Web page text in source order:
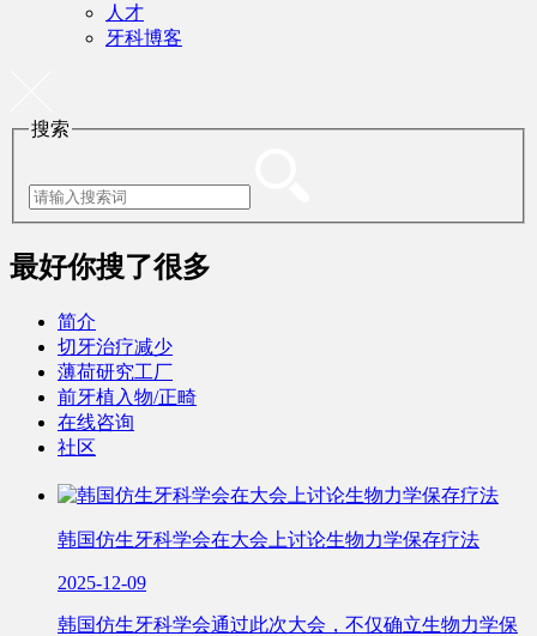
人才
牙科博客
搜索
最好你搜了很多
简介
切牙治疗减少
薄荷研究工厂
前牙植入物/正畸
在线咨询
社区
韩国仿生牙科学会在大会上讨论生物力学保存疗法
2025-12-09
韩国仿生牙科学会通过此次大会，不仅确立生物力学保